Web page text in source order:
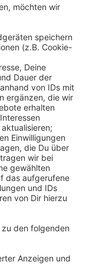
sich auch
ging der Preis
4 Prozent.
der
dem Baujahr